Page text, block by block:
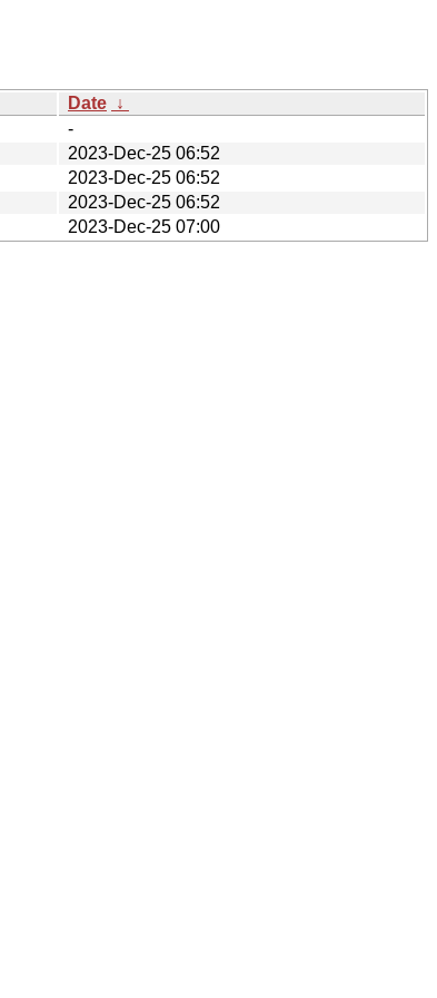
Date ↓
-
2023-Dec-25 06:52
2023-Dec-25 06:52
2023-Dec-25 06:52
2023-Dec-25 07:00